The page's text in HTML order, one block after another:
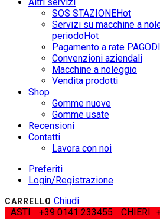
SOS STAZIONEHot
Servizi su macchine a
periodoHot
Pagamento a rate
Convenzioni aziendali
Macchine a noleggio
Vendita prodotti
Shop
Gomme nuove
Gomme usate
Recensioni
Contatti
Lavora con noi
Preferiti
Login/Registrazione
CARRELLO Chiudi
ASTI
+39 0141 233455 CHIERI